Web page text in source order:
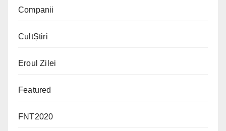
Companii
CultȘtiri
Eroul Zilei
Featured
FNT2020